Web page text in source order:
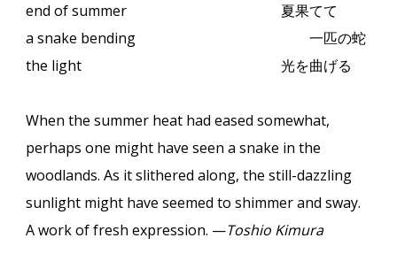
end of summer
夏果てて
a snake bending
一匹の蛇
the light
光を曲げる
When the summer heat had eased somewhat,
perhaps one might have seen a snake in the
woodlands. As it slithered along, the still-dazzling
sunlight might have seemed to shimmer and sway.
A work of fresh expression. —Toshio Kimura